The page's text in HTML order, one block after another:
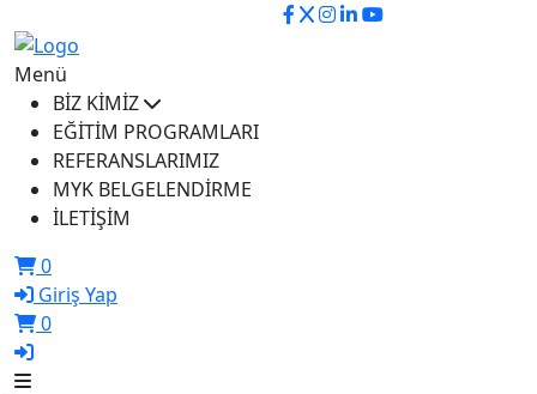
Menü
BİZ KİMİZ
EĞİTİM PROGRAMLARI
REFERANSLARIMIZ
MYK BELGELENDİRME
İLETİŞİM
0
Giriş Yap
0